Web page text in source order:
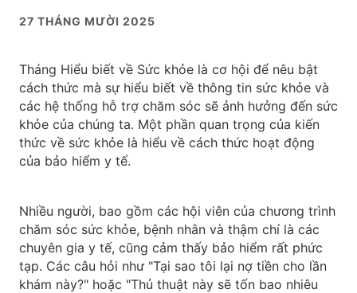
27 THÁNG MƯỜI 2025
Tháng Hiểu biết về Sức khỏe là cơ hội để nêu bật
cách thức mà sự hiểu biết về thông tin sức khỏe và
các hệ thống hỗ trợ chăm sóc sẽ ảnh hưởng đến sức
khỏe của chúng ta. Một phần quan trọng của kiến
thức về sức khỏe là hiểu về cách thức hoạt động
của bảo hiểm y tế.
Nhiều người, bao gồm các hội viên của chương trình
chăm sóc sức khỏe, bệnh nhân và thậm chí là các
chuyên gia y tế, cũng cảm thấy bảo hiểm rất phức
tạp. Các câu hỏi như "Tại sao tôi lại nợ tiền cho lần
khám này?" hoặc "Thủ thuật này sẽ tốn bao nhiêu